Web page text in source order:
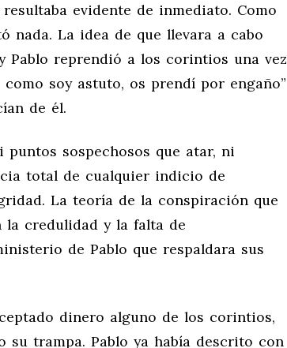
evidente de inmediato. Como
nada. La idea de que llevara a cabo
Pablo reprendió a los corintios una vez
soy astuto, os prendí por engaño”
de él.
sospechosos que atar, ni
total de cualquier indicio de
La teoría de la conspiración que
la credulidad y la falta de
de Pablo que respaldara sus
dinero alguno de los corintios,
trampa. Pablo ya había descrito con